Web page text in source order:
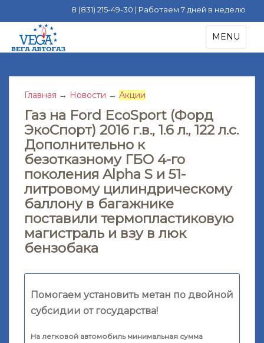
8 (831) 215-49-30 | Работаем 7 дней в неделю
i
TOGGLE
MENU
Главная → Новости → Акции
Газ на Ford EcoSport (Форд
ЭкоСпорт) 2016 г.в., 1.6 л., 122 л.с.
Дополнительно к
безотказному ГБО 4-го
поколения Alpha S и 51-
литровому цилиндрическому
баллону в багажнике
поставили термопластиковую
магистраль и взу в люк
бензобака
Помогаем установить метан по двойной
субсидии от государства!
На легковой автомобиль минимальная сумма